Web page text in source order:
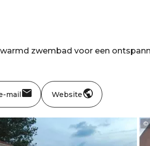
zwembad voor een
mail Website
©